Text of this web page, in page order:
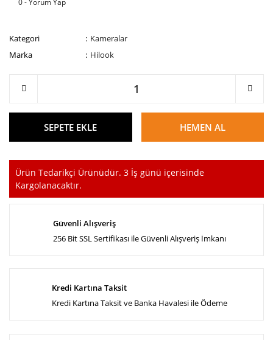
0 - Yorum Yap
Kategori
Kameralar
Marka
Hilook
SEPETE EKLE HEMEN AL
Ürün Tedarikçi Ürünüdür. 3 İş günü içerisinde
Kargolanacaktır.
Güvenli Alışveriş
256 Bit SSL Sertifikası ile Güvenli Alışveriş İmkanı
Kredi Kartına Taksit
Kredi Kartına Taksit ve Banka Havalesi ile Ödeme